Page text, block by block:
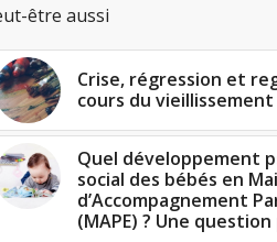
être aussi
Crise, régression et
cours du vieillissement
Quel développement
social des bébés en
d’Accompagnement
(MAPE) ? Une